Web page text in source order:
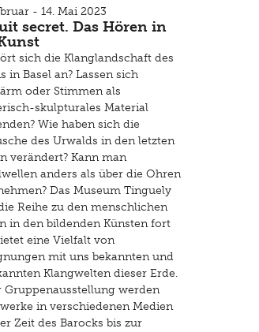
- 14. Mai 2023
secret. Das Hören in
sich die Klanglandschaft des
in Basel an? Lassen sich
oder Stimmen als
skulpturales Material
Wie haben sich die
des Urwalds in den letzten
verändert? Kann man
anders als über die Ohren
Das Museum Tinguely
Reihe zu den menschlichen
in den bildenden Künsten fort
eine Vielfalt von
mit uns bekannten und
Klangwelten dieser Erde.
Gruppenausstellung werden
in verschiedenen Medien
Zeit des Barocks bis zur